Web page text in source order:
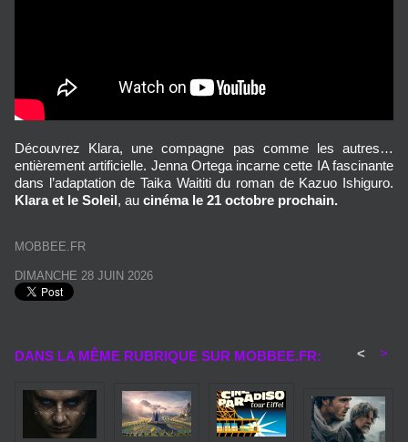
Découvrez Klara, une compagne pas comme les autres…
entièrement artificielle. Jenna Ortega incarne cette IA fascinante
dans l’adaptation de Taika Waititi du roman de Kazuo Ishiguro.
Klara et le Soleil, au cinéma le 21 octobre prochain.
MOBBEE.FR
DIMANCHE 28 JUIN 2026
DANS LA MÊME RUBRIQUE SUR MOBBEE.FR: < >